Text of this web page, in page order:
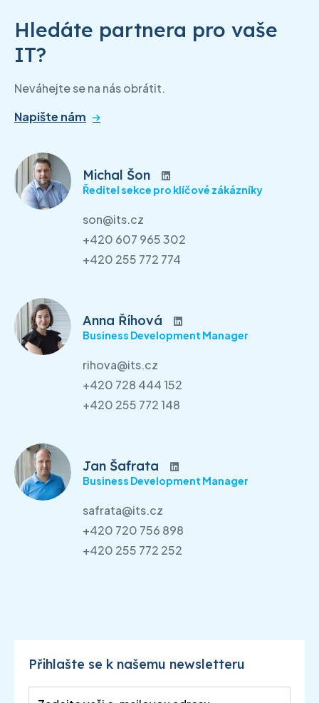
Hledáte partnera pro vaše
IT?
Neváhejte se na nás obrátit.
Napište nám
Michal Šon
Ředitel sekce pro klíčové zákázníky
son@its.cz
+420 607 965 302
+420 255 772 774
Anna Říhová
Business Development Manager
rihova@its.cz
+420 728 444 152
+420 255 772 148
Jan Šafrata
Business Development Manager
safrata@its.cz
+420 720 756 898
+420 255 772 252
Přihlašte se k našemu newsletteru